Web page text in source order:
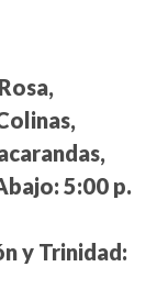
5:00 p.
y Trinidad: